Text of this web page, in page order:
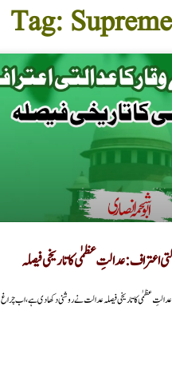
Tag:
اعتراف : عدالتِ عظمٰی کا تاریخی فیصلہ
عدالتِ عظمٰی کا تاریخی فیصلہ عدالت نے روشنی دکھا دی ہے، اب چراغ